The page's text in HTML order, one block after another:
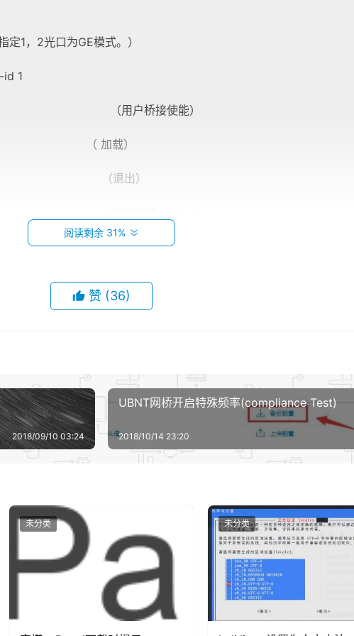
，2光口为GE模式。）
1
（用户桥接使能）
加载）
出）
4000 profile-id 1 （将vlan邦定1号模板）
port 0/1 1-8 user-vlan untagged rx-cttr 6 tx-cttr 6 （批量加载业
口 vlan1 透传到上行口1）
阅读剩余 31%
转载，请注明出处：https://www.bokezhu.com/2018/09/14/364.html
赞 (36)
2018/09/10 03:24
UBNT网桥开启特殊频率(compliance Test)
2018/10/14 23:20
未分类 未分类